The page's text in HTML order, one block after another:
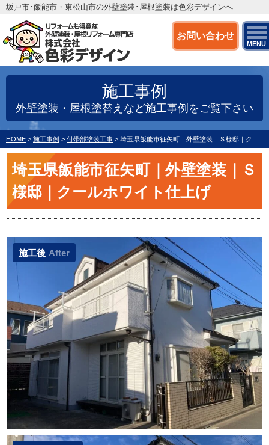
お問い合わせ
MENU
坂戸市･飯能市・東松山市の外壁塗装･屋根塗装は色彩デザインへ
施工事例
外壁塗装・屋根塗替えなど施工事例をご覧下さい
HOME > 施工事例 > 付帯部塗装工事 > 埼玉県飯能市征矢町｜外壁塗装｜Ｓ様邸｜クールホワイト仕上げ
埼玉県飯能市征矢町｜外壁塗装｜Ｓ
様邸｜クールホワイト仕上げ
施工後 After